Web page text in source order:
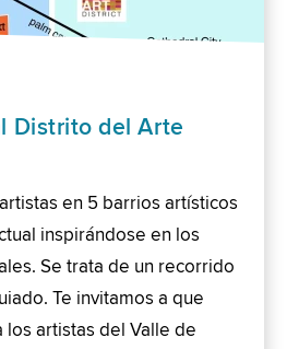
Distrito del Arte
en 5 barrios artísticos
inspirándose en los
Se trata de un recorrido
Te invitamos a que
los artistas del Valle de